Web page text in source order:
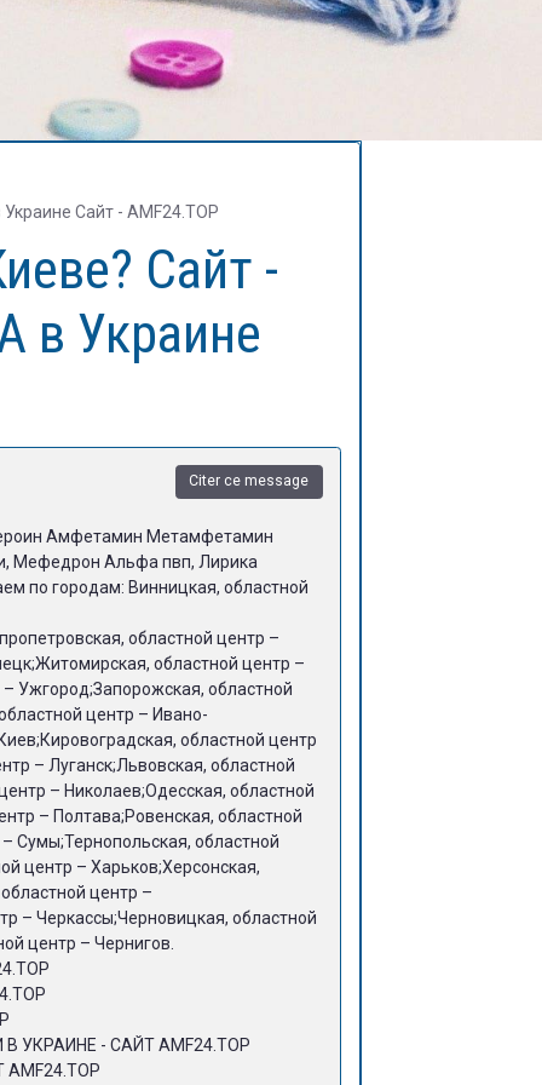
Сайт - AMF24.TOP
Сайт -
в Украине
Citer ce message
Амфетамин Метамфетамин
Мефедрон Альфа пвп, Лирика
по городам: Винницкая, областной
областной центр –
областной центр –
Ужгород;Запорожская, областной
центр – Ивано-
областной центр
– Луганск;Львовская, областной
– Николаев;Одесская, областной
– Полтава;Ровенская, областной
Сумы;Тернопольская, областной
центр – Харьков;Херсонская,
центр –
– Черкассы;Черновицкая, областной
центр – Чернигов.
- САЙТ AMF24.TOP